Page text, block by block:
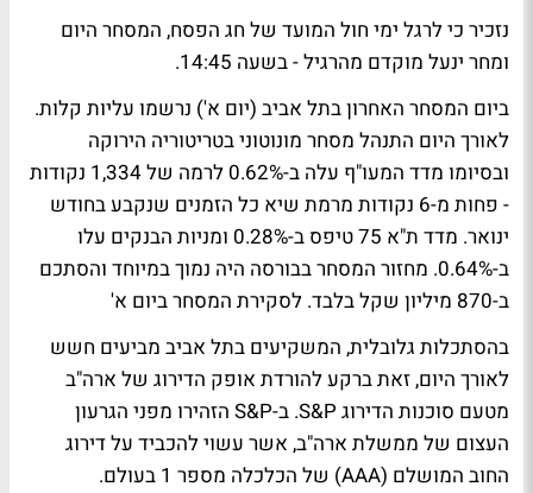
נזכיר כי לרגל ימי חול המועד של חג הפסח, המסחר היום
ומחר ינעל מוקדם מהרגיל - בשעה 14:45.
ביום המסחר האחרון בתל אביב (יום א') נרשמו עליות קלות.
לאורך היום התנהל מסחר מונוטוני בטריטוריה הירוקה
ובסיומו מדד המעו"ף עלה ב-0.62% לרמה של 1,334 נקודות
- פחות מ-6 נקודות מרמת שיא כל הזמנים שנקבע בחודש
ינואר. מדד ת"א 75 טיפס ב-0.28% ומניות הבנקים עלו
ב-0.64%. מחזור המסחר בבורסה היה נמוך במיוחד והסתכם
ב-870 מיליון שקל בלבד.
לסקירת המסחר ביום א'
בהסתכלות גלובלית, המשקיעים בתל אביב מביעים חשש
לאורך היום, זאת ברקע להורדת אופק הדירוג של ארה"ב
מטעם סוכנות הדירוג S&P. ב-S&P הזהירו מפני הגרעון
העצום של ממשלת ארה"ב, אשר עשוי להכביד על דירוג
החוב המושלם (AAA) של הכלכלה מספר 1 בעולם.